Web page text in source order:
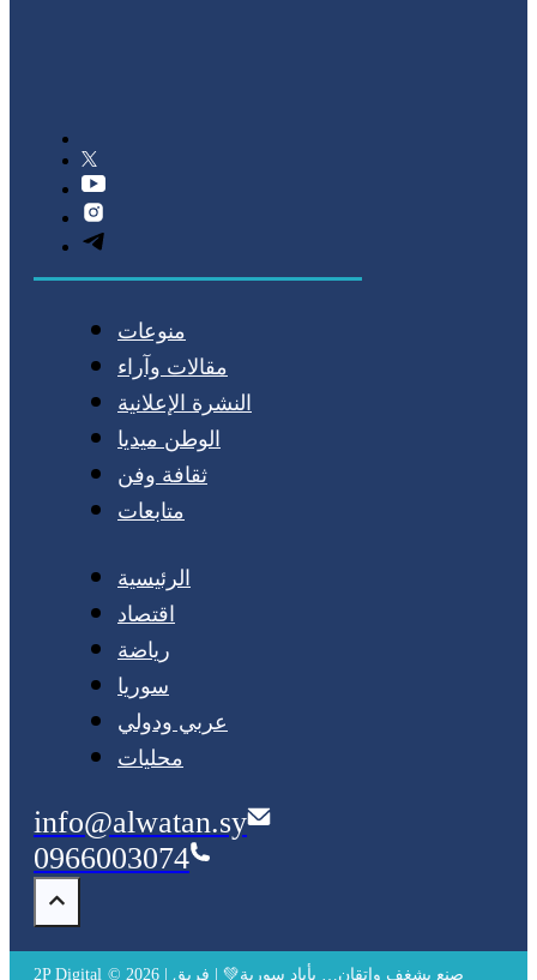
منوعات
مقالات وآراء
النشرة الإعلانية
الوطن ميديا
ثقافة وفن
متابعات
الرئيسية
اقتصاد
رياضة
سوريا
عربي ودولي
محليات
info@alwatan.sy
0966003074
2P Digital © 2026 | صنع بشغف وإتقان… بأيادٍ سورية💚 | فريق